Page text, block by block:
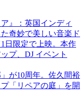
』：英国インディ
奇妙で美しい音楽ド
日限定で上映。本作
プ、DJ イベント
が10周年。佐久間裕
「リペアの庭」を開